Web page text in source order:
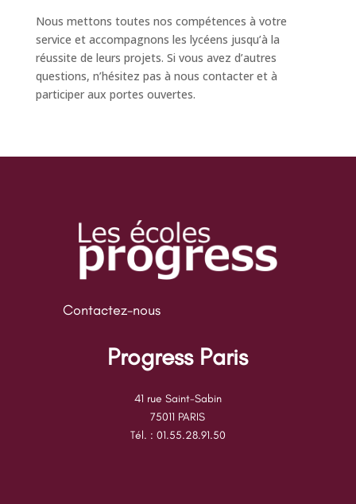
Nous mettons toutes nos compétences à votre
service et accompagnons les lycéens jusqu’à la
réussite de leurs projets. Si vous avez d’autres
questions, n’hésitez pas à nous contacter et à
participer aux portes ouvertes.
Contactez-nous
Progress Paris
41 rue Saint-Sabin
75011 PARIS
Tél. : 01.55.28.91.50